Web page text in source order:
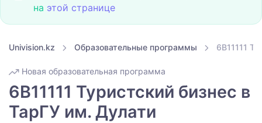
на этой странице
Univision.kz Образовательные программы 6B11111
Новая образовательная программа
6B11111 Туристский бизнес в
ТарГУ им. Дулати